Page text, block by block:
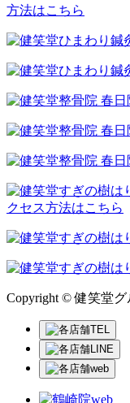
Copyright © 健笑堂グ